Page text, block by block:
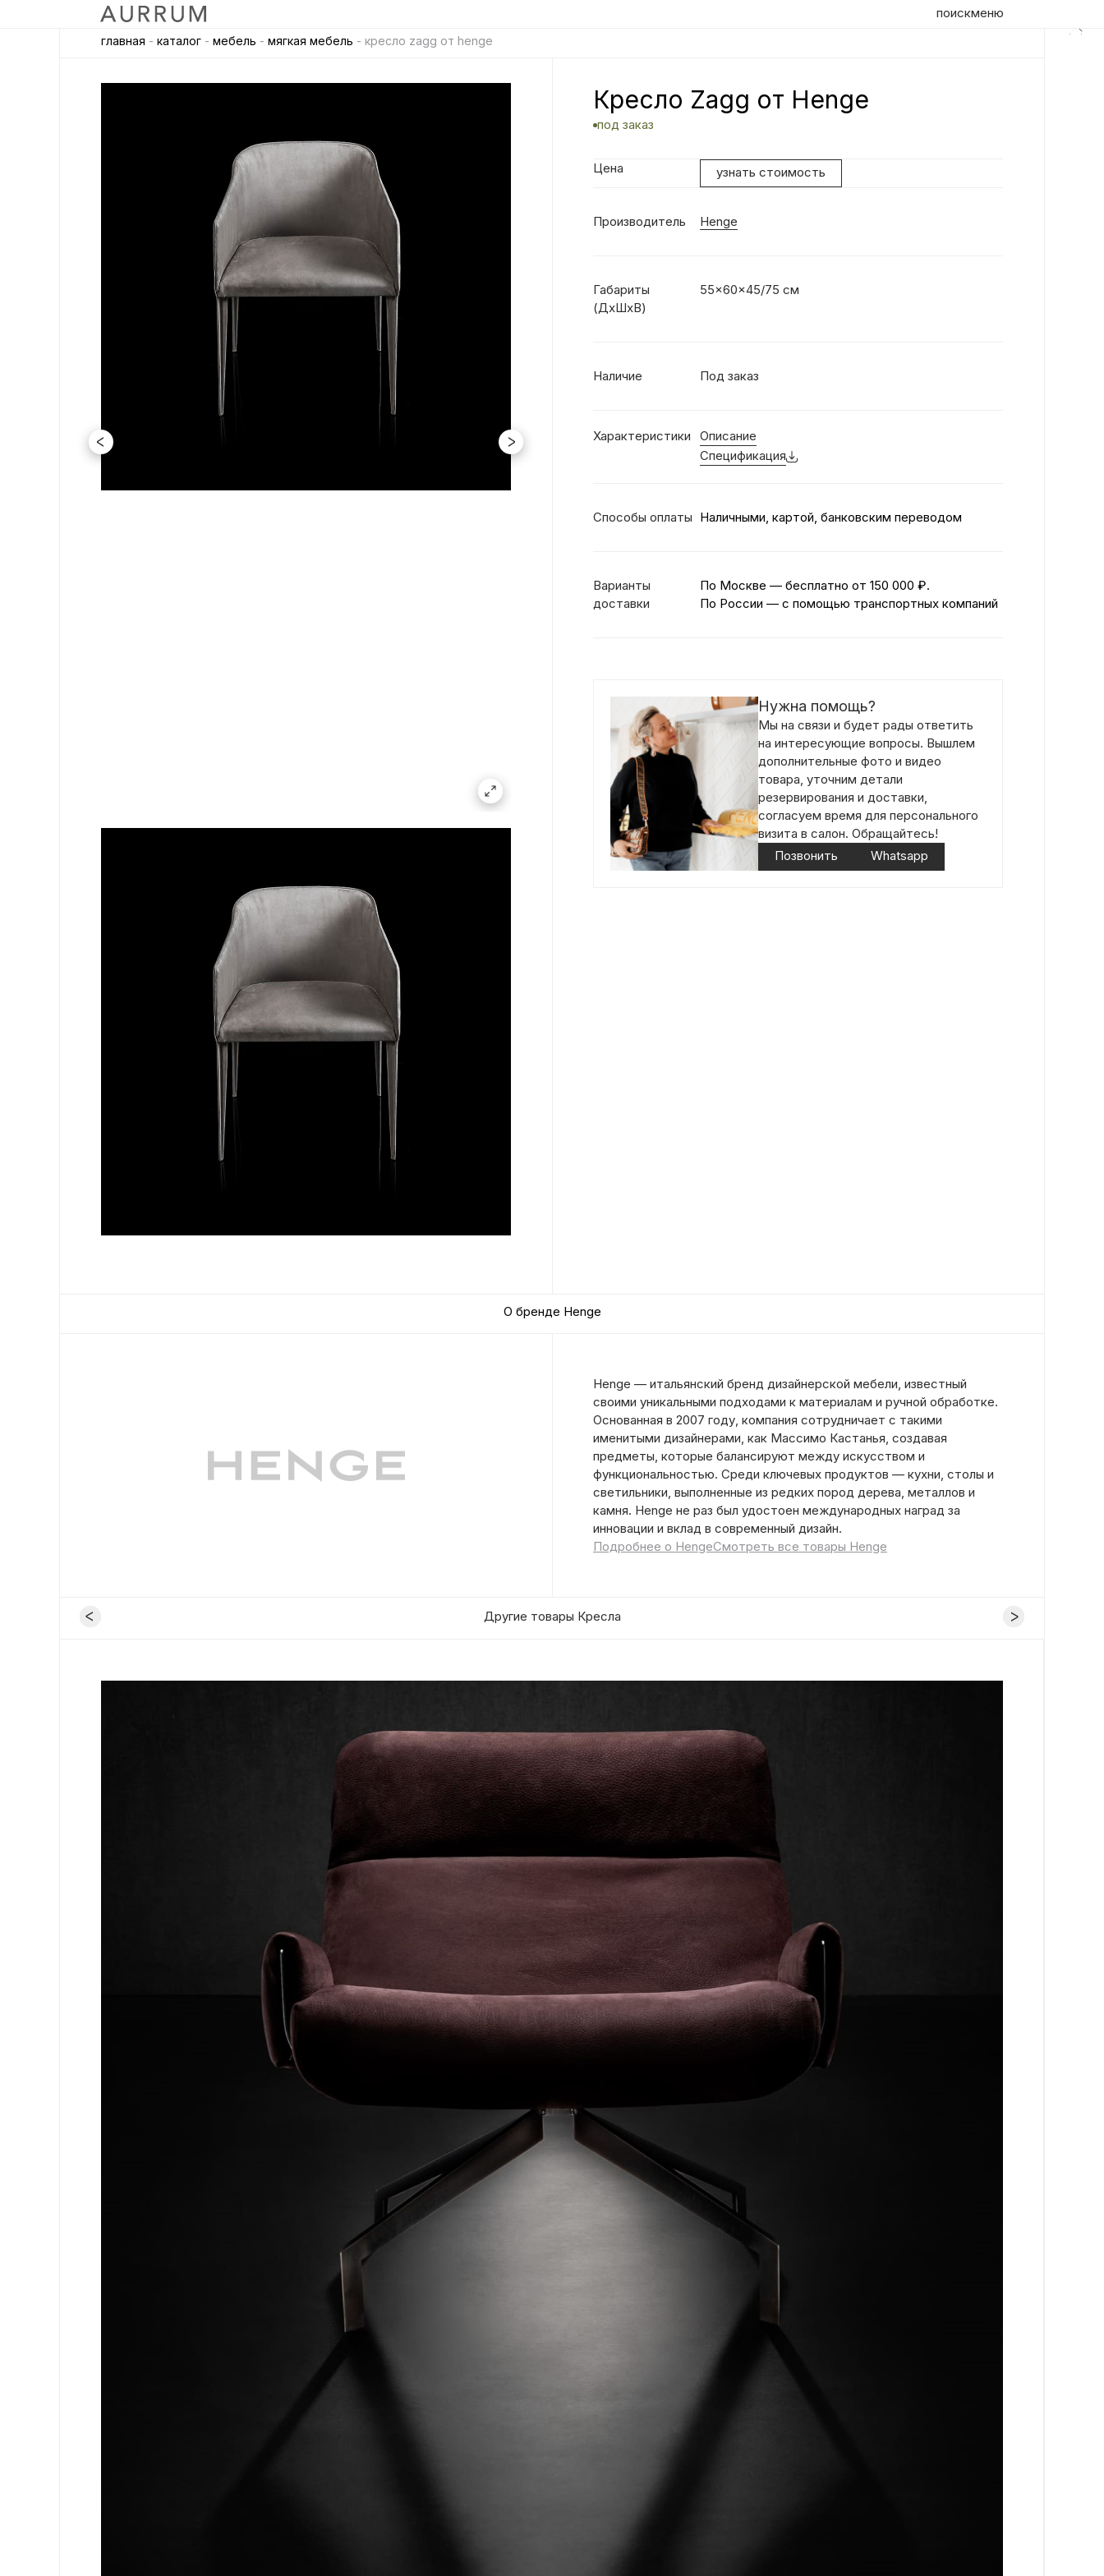
поискменю
главная - каталог - мебель - мягкая мебель - кресло zagg от henge
Кресло Zagg от Henge
под заказ
Цена узнать стоимость
Производитель Henge
Габариты
(ДхШхВ)
55x60x45/75 см
Наличие Под заказ
Характеристики
Описание
Спецификация
Способы оплаты Наличными, картой, банковским переводом
Варианты
доставки
По Москве — бесплатно от 150 000 ₽.
По России — с помощью транспортных компаний
Нужна помощь?
Мы на связи и будет рады ответить
на интересующие вопросы. Вышлем
дополнительные фото и видео
товара, уточним детали
резервирования и доставки,
согласуем время для персонального
визита в салон. Обращайтесь!
Позвонить
Whatsapp
О бренде Henge
Henge — итальянский бренд дизайнерской мебели, известный
своими уникальными подходами к материалам и ручной обработке.
Основанная в 2007 году, компания сотрудничает с такими
именитыми дизайнерами, как Массимо Кастанья, создавая
предметы, которые балансируют между искусством и
функциональностью. Среди ключевых продуктов — кухни, столы и
светильники, выполненные из редких пород дерева, металлов и
камня. Henge не раз был удостоен международных наград за
инновации и вклад в современный дизайн.
Подробнее о HengeСмотреть все товары Henge
Другие товары Кресла